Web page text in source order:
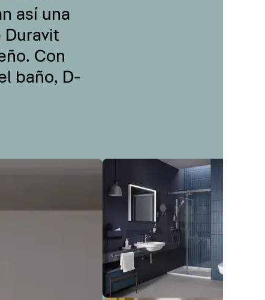
así una
Duravit
Con
baño, D-